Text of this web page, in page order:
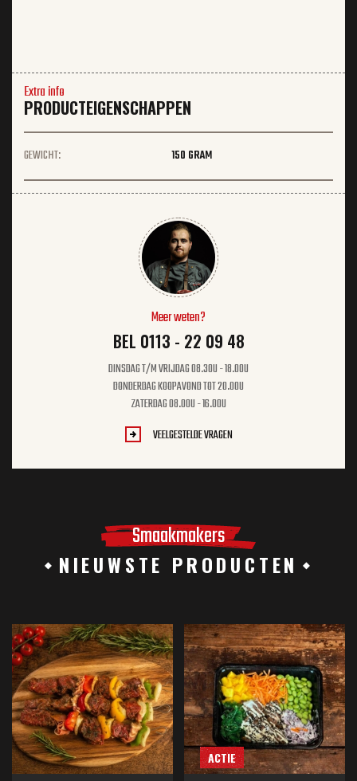
Extra info
PRODUCTEIGENSCHAPPEN
GEWICHT: 150 GRAM
Meer weten?
BEL 0113 - 22 09 48
DINSDAG T/M VRIJDAG 08.30U - 18.00U
DONDERDAG KOOPAVOND TOT 20.00U
ZATERDAG 08.00U - 16.00U
VEELGESTELDE VRAGEN
Smaakmakers
NIEUWSTE PRODUCTEN
ACTIE